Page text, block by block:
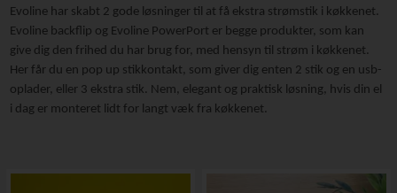
Evoline har skabt 2 gode løsninger til at få ekstra strømstik i køkkenet.
Evoline backflip og Evoline PowerPort er begge produkter, som kan
give dig den frihed du har brug for, med hensyn til strøm i køkkenet.
Her får du en pop up stikkontakt, som giver dig enten 2 stik og en usb-
oplader, eller 3 ekstra stik. Nem, elegant og praktisk løsning, hvis din el
i dag er monteret lidt for langt væk fra køkkenet.